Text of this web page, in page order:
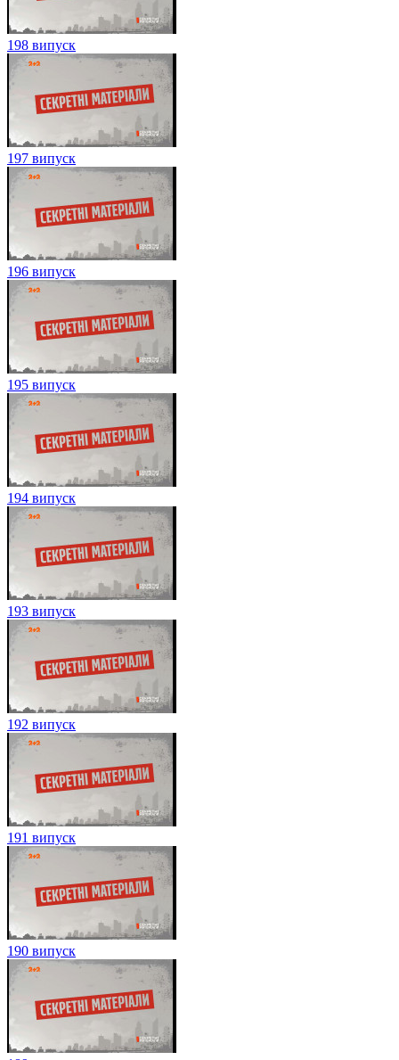
198 випуск
197 випуск
196 випуск
195 випуск
194 випуск
193 випуск
192 випуск
191 випуск
190 випуск